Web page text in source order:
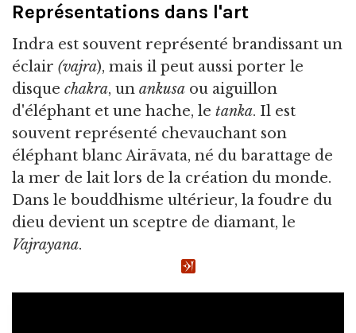
Représentations dans l'art
Indra est souvent représenté brandissant un
éclair (vajra), mais il peut aussi porter le
disque chakra, un ankusa ou aiguillon
d'éléphant et une hache, le tanka. Il est
souvent représenté chevauchant son
éléphant blanc Airāvata, né du barattage de
la mer de lait lors de la création du monde.
Dans le bouddhisme ultérieur, la foudre du
dieu devient un sceptre de diamant, le
Vajrayana.